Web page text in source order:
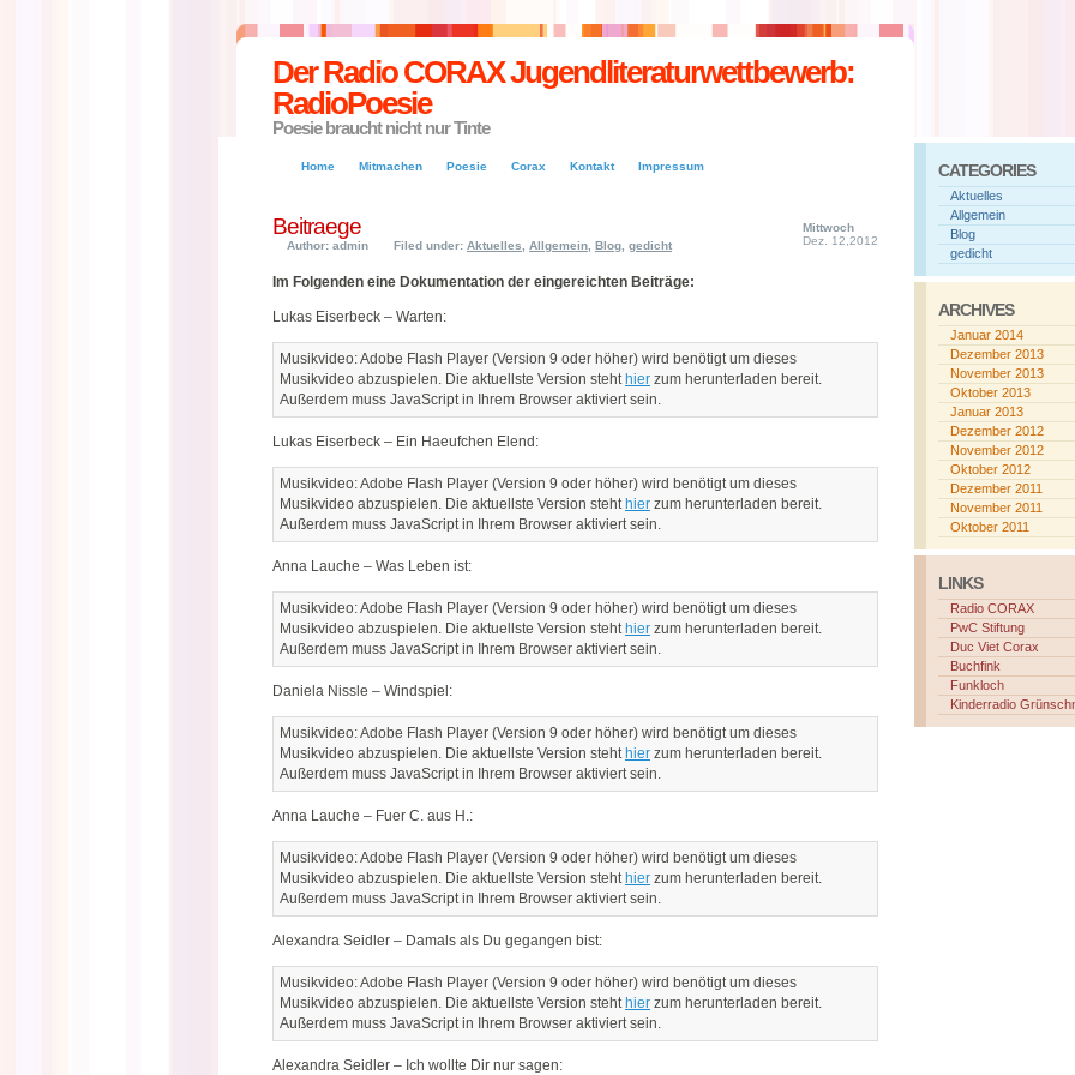
Der Radio CORAX Jugendliteraturwettbewerb:
RadioPoesie
Poesie braucht nicht nur Tinte
Home Mitmachen Poesie Corax Kontakt Impressum
Beitraege
Author: admin Filed under: Aktuelles Allgemein Blog gedicht
Mittwoch
Dez. 12,2012
Im Folgenden eine Dokumentation der eingereichten Beiträge:
Lukas Eiserbeck – Warten:
Musikvideo: Adobe Flash Player (Version 9 oder höher) wird benötigt um dieses
Musikvideo abzuspielen. Die aktuellste Version steht hier zum herunterladen bereit.
Außerdem muss JavaScript in Ihrem Browser aktiviert sein.
Lukas Eiserbeck – Ein Haeufchen Elend:
Musikvideo: Adobe Flash Player (Version 9 oder höher) wird benötigt um dieses
Musikvideo abzuspielen. Die aktuellste Version steht hier zum herunterladen bereit.
Außerdem muss JavaScript in Ihrem Browser aktiviert sein.
Anna Lauche – Was Leben ist:
Musikvideo: Adobe Flash Player (Version 9 oder höher) wird benötigt um dieses
Musikvideo abzuspielen. Die aktuellste Version steht hier zum herunterladen bereit.
Außerdem muss JavaScript in Ihrem Browser aktiviert sein.
Daniela Nissle – Windspiel:
Musikvideo: Adobe Flash Player (Version 9 oder höher) wird benötigt um dieses
Musikvideo abzuspielen. Die aktuellste Version steht hier zum herunterladen bereit.
Außerdem muss JavaScript in Ihrem Browser aktiviert sein.
Anna Lauche – Fuer C. aus H.:
Musikvideo: Adobe Flash Player (Version 9 oder höher) wird benötigt um dieses
Musikvideo abzuspielen. Die aktuellste Version steht hier zum herunterladen bereit.
Außerdem muss JavaScript in Ihrem Browser aktiviert sein.
Alexandra Seidler – Damals als Du gegangen bist:
Musikvideo: Adobe Flash Player (Version 9 oder höher) wird benötigt um dieses
Musikvideo abzuspielen. Die aktuellste Version steht hier zum herunterladen bereit.
Außerdem muss JavaScript in Ihrem Browser aktiviert sein.
Alexandra Seidler – Ich wollte Dir nur sagen:
CATEGORIES
Aktuelles
Allgemein
Blog
gedicht
ARCHIVES
Januar 2014
Dezember 2013
November 2013
Oktober 2013
Januar 2013
Dezember 2012
November 2012
Oktober 2012
Dezember 2011
November 2011
Oktober 2011
LINKS
Radio CORAX
PwC Stiftung
Duc Viet Corax
Buchfink
Funkloch
Kinderradio